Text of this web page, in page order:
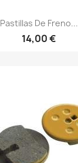
Pastillas De Freno...
14,00 €